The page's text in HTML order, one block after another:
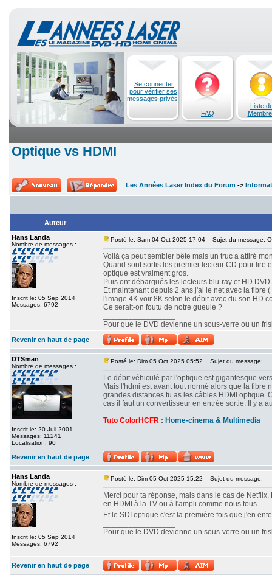
Se connecter
pour vérifier ses
messages privés
FAQ
Liste
Optique vs HDMI
Les Années Laser Index du Forum ->
Auteur
Hans Landa
Nombre de messages :
Inscrit le: 05 Sep 2014
Messages: 6792
Posté le: Sam 04 Oct 2025 17:04 Sujet du message:
Voilà ça peut sembler bête mais un truc a attiré
Quand sont sortis les premier lecteur CD pour lire
optique est vraiment gros.
Puis ont débarqués les lecteurs blu-ray et HD
Et maintenant depuis 2 ans j'ai le net avec la fibre
l'image 4K voir 8K selon le débit avec du son HD
Ce serait-on foutu de notre gueule ?
Pour que le DVD devienne un sous-verre ou un
Revenir en haut de page
DTSman
Nombre de messages :
Inscrit le: 20 Juil 2001
Messages: 11241
Localisation: 90
Posté le: Dim 05 Oct 2025 05:52 Sujet du message:
Le débit véhiculé par l'optique est gigantesque
Mais l'hdmi est avant tout normé alors que la fibre
grandes distances tu as les câbles HDMI optique.
cas il faut un convertisseur en entrée sortie. Il y a
Tuto ColorHCFR : Home-cinema & Multimedia
Revenir en haut de page
Hans Landa
Nombre de messages :
Inscrit le: 05 Sep 2014
Messages: 6792
Posté le: Dim 05 Oct 2025 15:22 Sujet du message:
Merci pour ta réponse, mais dans le cas de
en HDMI à la TV ou à l'ampli comme nous tous.
Et le SDI optique c'est la première fois que j'en
Pour que le DVD devienne un sous-verre ou un
Revenir en haut de page